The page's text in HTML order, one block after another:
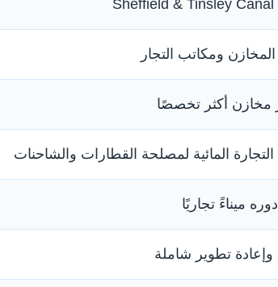
ومكاتب التجار
مخازن أكثر تخصصًا
التجارة المائية لمصلحة القطارات والشاحنات
دوره ميناءً تجاريًا
وإعادة تطوير شاملة